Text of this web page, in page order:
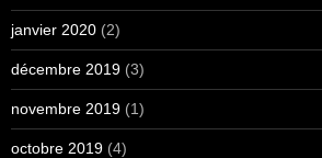
janvier 2020 (2)
décembre 2019 (3)
novembre 2019 (1)
octobre 2019 (4)